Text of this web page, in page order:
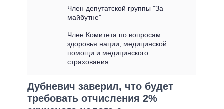
ДАЙДЖЕСТЫ
КАБИНЕТ МИНИСТРОВ
ГЛАВЫ ОБЛАДМИНИСТРАЦИЙ
ВСЕ ПЕРСОНЫ
ПОДДЕРЖАТЬ
СРАВНЕНИЕ ПОЛИТИКОВ
Член депутатской группы "За
майбутне"
Член Комитета по вопросам
здоровья нации, медицинской
помощи и медицинского
страхования
Дубневич заверил, что будет
требовать отчисления 2%